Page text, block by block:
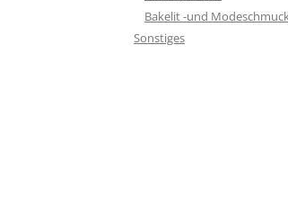
Bakelit -und Modeschmuck
Sonstiges